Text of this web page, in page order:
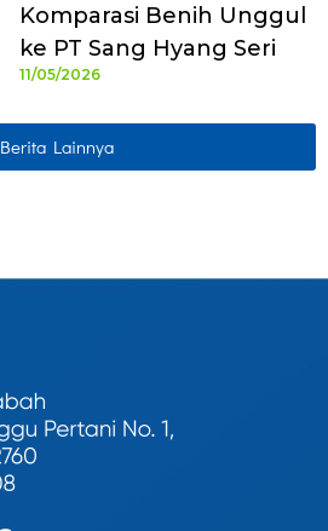
Komparasi Benih Unggul
ke PT Sang Hyang Seri
11/05/2026
Berita Lainnya